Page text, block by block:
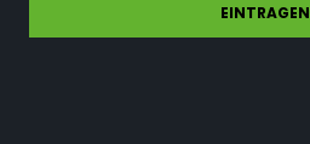
EINTRAGEN